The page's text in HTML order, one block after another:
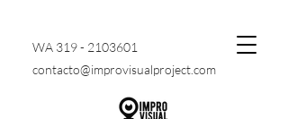
WA 319 - 2103601
contacto@improvisualproject.com